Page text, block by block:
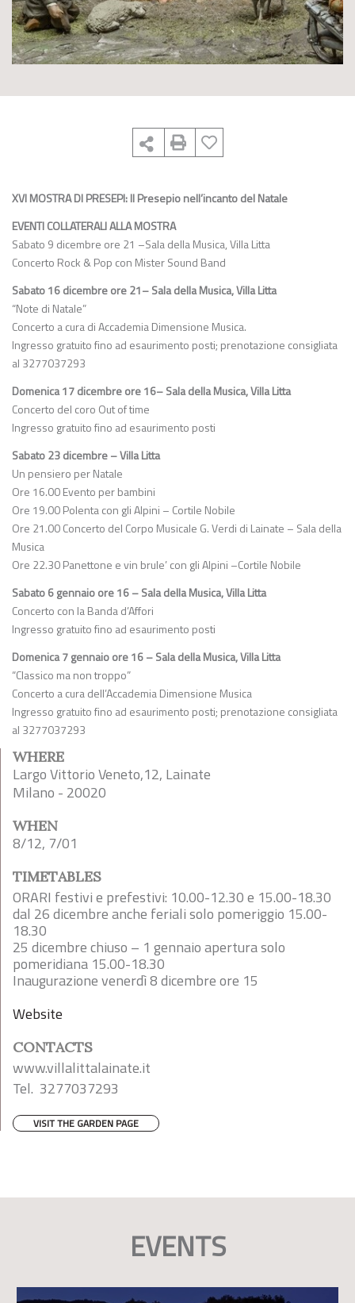
XVI MOSTRA DI PRESEPI: Il Presepio nell’incanto del Natale
EVENTI COLLATERALI ALLA MOSTRA
Sabato 9 dicembre ore 21 –Sala della Musica, Villa Litta
Concerto Rock & Pop con Mister Sound Band
Sabato 16 dicembre ore 21– Sala della Musica, Villa Litta
“Note di Natale”
Concerto a cura di Accademia Dimensione Musica.
Ingresso gratuito fino ad esaurimento posti; prenotazione consigliata
al 3277037293
Domenica 17 dicembre ore 16– Sala della Musica, Villa Litta
Concerto del coro Out of time
Ingresso gratuito fino ad esaurimento posti
Sabato 23 dicembre – Villa Litta
Un pensiero per Natale
Ore 16.00 Evento per bambini
Ore 19.00 Polenta con gli Alpini – Cortile Nobile
Ore 21.00 Concerto del Corpo Musicale G. Verdi di Lainate – Sala della
Musica
Ore 22.30 Panettone e vin brule’ con gli Alpini –Cortile Nobile
Sabato 6 gennaio ore 16 – Sala della Musica, Villa Litta
Concerto con la Banda d’Affori
Ingresso gratuito fino ad esaurimento posti
Domenica 7 gennaio ore 16 – Sala della Musica, Villa Litta
“Classico ma non troppo”
Concerto a cura dell’Accademia Dimensione Musica
Ingresso gratuito fino ad esaurimento posti; prenotazione consigliata
al 3277037293
WHERE
Largo Vittorio Veneto,12, Lainate
Milano - 20020
WHEN
8/12, 7/01
TIMETABLES
ORARI festivi e prefestivi: 10.00-12.30 e 15.00-18.30
dal 26 dicembre anche feriali solo pomeriggio 15.00-
18.30
25 dicembre chiuso – 1 gennaio apertura solo
pomeridiana 15.00-18.30
Inaugurazione venerdì 8 dicembre ore 15
Website
CONTACTS
www.villalittalainate.it
Tel. 3277037293
VISIT THE GARDEN PAGE
EVENTS